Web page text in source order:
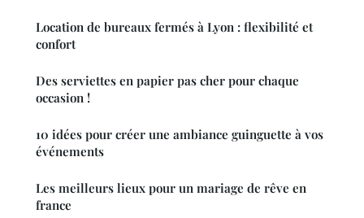
Location de bureaux fermés à Lyon : flexibilité et
confort
Des serviettes en papier pas cher pour chaque
occasion !
10 idées pour créer une ambiance guinguette à vos
événements
Les meilleurs lieux pour un mariage de rêve en
france